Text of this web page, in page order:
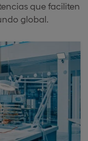
que faciliten
global.